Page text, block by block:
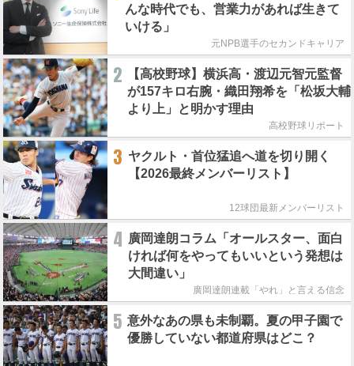
んな時代でも、営業力があれば生きて
いける」
元NPB選手のセカンドキャリア
2
【高校野球】横浜高・渡辺元智元監督
が157キロ右腕・織田翔希を「松坂大輔
より上」と明かす理由
高校野球リポート
3 ヤクルト・首位猛追へ道を切り開く
【2026最終メンバーリスト】
12球団最新メンバーリスト
4 廣岡達朗コラム「オールスター、面白
ければ何をやってもいいという発想は
大間違い」
廣岡達朗連載「やれ」と言える信念
5 意外なあの県も未制覇。夏の甲子園で
優勝していない都道府県はどこ？